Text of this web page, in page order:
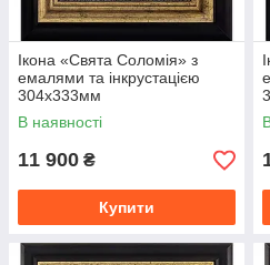
Ікона «Свята Соломія» з
емалями та інкрустацією
304x333мм
В наявності
11 900 ₴
Купити